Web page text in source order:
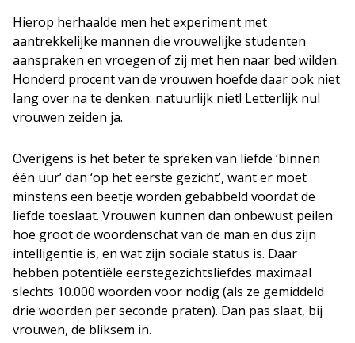
Hierop herhaalde men het experiment met
aantrekkelijke mannen die vrouwelijke studenten
aanspraken en vroegen of zij met hen naar bed wilden.
Honderd procent van de vrouwen hoefde daar ook niet
lang over na te denken: natuurlijk niet! Letterlijk nul
vrouwen zeiden ja.
Overigens is het beter te spreken van liefde ‘binnen
één uur’ dan ‘op het eerste gezicht’, want er moet
minstens een beetje worden gebabbeld voordat de
liefde toeslaat. Vrouwen kunnen dan onbewust peilen
hoe groot de woordenschat van de man en dus zijn
intelligentie is, en wat zijn sociale status is. Daar
hebben potentiële eerstegezichtsliefdes maximaal
slechts 10.000 woorden voor nodig (als ze gemiddeld
drie woorden per seconde praten). Dan pas slaat, bij
vrouwen, de bliksem in.